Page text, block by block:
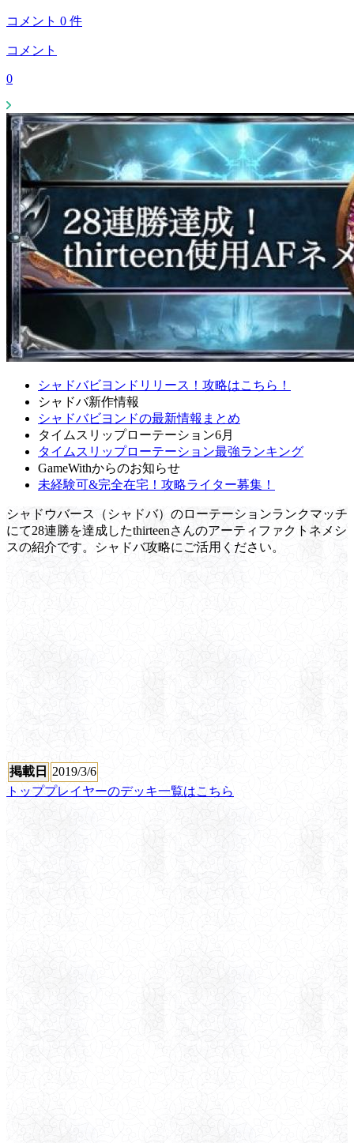
コメント 0 件
コメント
0
シャドバビヨンドリリース！攻略はこちら！
シャドバ新作情報
シャドバビヨンドの最新情報まとめ
タイムスリップローテーション6月
タイムスリップローテーション最強ランキング
GameWithからのお知らせ
未経験可&完全在宅！攻略ライター募集！
シャドウバース（シャドバ）のローテーションランクマッチ
にて28連勝を達成したthirteenさんのアーティファクトネメシ
スの紹介です。シャドバ攻略にご活用ください。
掲載日
2019/3/6
トッププレイヤーのデッキ一覧はこちら